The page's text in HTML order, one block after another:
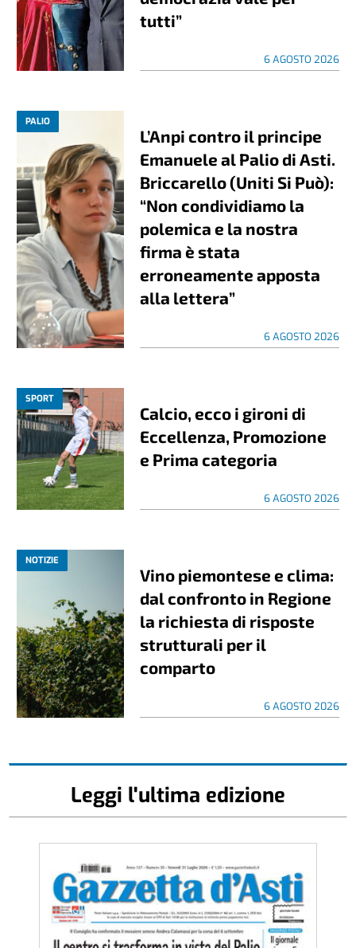
tutti”
6 AGOSTO 2026
PALIO
L’Anpi contro il principe
Emanuele al Palio di Asti.
Briccarello (Uniti Si Può):
“Non condividiamo la
polemica e la nostra
firma è stata
erroneamente apposta
alla lettera”
6 AGOSTO 2026
SPORT
Calcio, ecco i gironi di
Eccellenza, Promozione
e Prima categoria
6 AGOSTO 2026
NOTIZIE
Vino piemontese e clima:
dal confronto in Regione
la richiesta di risposte
strutturali per il
comparto
6 AGOSTO 2026
Leggi l'ultima edizione